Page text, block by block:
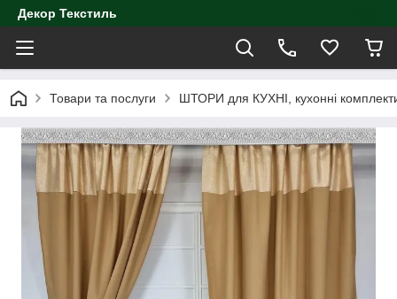
Декор Текстиль
Товари та послуги ШТОРИ для КУХНІ, кухонні